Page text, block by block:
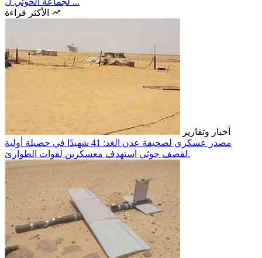
أخبار وتقارير
مصدر عسكري لصحيفة عدن الغد: 41 شهيدًا في حصيلة أولية
لقصف حوثي استهدف معسكرين لقوات الطوارئ.